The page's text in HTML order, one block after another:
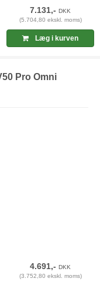
7.131,-DKK
(5.704,80 ekskl. moms)
Læg i kurven
Pro Omni
4.691,-DKK
(3.752,80 ekskl. moms)